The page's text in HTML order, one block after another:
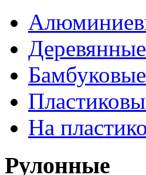
Деревянные
Бамбуковые
На
Рулонные